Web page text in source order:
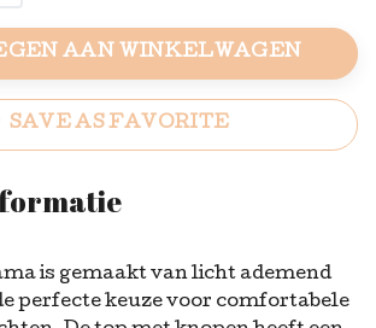
AAN WINKELWAGEN
SAVE AS FAVORITE
is gemaakt van licht ademend
perfecte keuze voor comfortabele